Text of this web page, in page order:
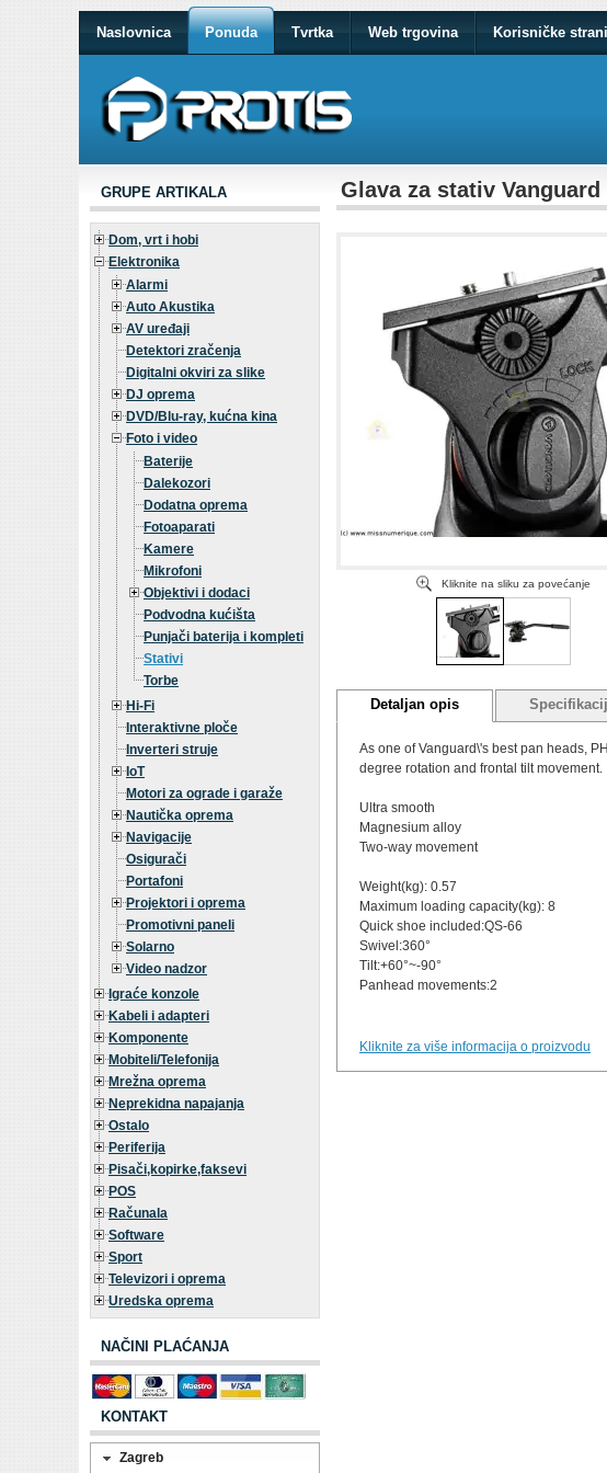
Naslovnica Ponuda Tvrtka Web trgovina Korisničke
GRUPE ARTIKALA
Dom, vrt i hobi
Elektronika
Alarmi
Auto Akustika
AV uređaji
Detektori zračenja
Digitalni okviri za slike
DJ oprema
DVD/Blu-ray, kućna kina
Foto i video
Baterije
Dalekozori
Dodatna oprema
Fotoaparati
Kamere
Mikrofoni
Objektivi i dodaci
Podvodna kućišta
Punjači baterija i kompleti
Stativi
Torbe
Hi-Fi
Interaktivne ploče
Inverteri struje
IoT
Motori za ograde i garaže
Nautička oprema
Navigacije
Osigurači
Portafoni
Projektori i oprema
Promotivni paneli
Solarno
Video nadzor
Igraće konzole
Kabeli i adapteri
Komponente
Mobiteli/Telefonija
Mrežna oprema
Neprekidna napajanja
Ostalo
Periferija
Pisači,kopirke,faksevi
POS
Računala
Software
Sport
Televizori i oprema
Uredska oprema
NAČINI PLAĆANJA
KONTAKT
Zagreb
Glava za stativ Vanguard
Kliknite na sliku za povećanje
Detaljan opis
As one of Vanguard\'s best pan heads,
degree rotation and frontal tilt movement.
Ultra smooth
Magnesium alloy
Two-way movement
Weight(kg): 0.57
Maximum loading capacity(kg): 8
Quick shoe included:QS-66
Swivel:360°
Tilt:+60°~-90°
Panhead movements:2
Kliknite za više informacija o proizvodu